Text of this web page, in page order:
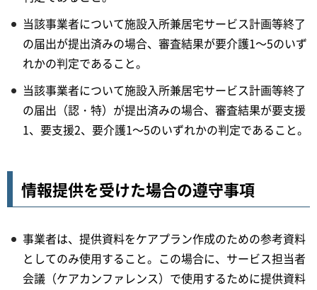
当該事業者について施設入所兼居宅サービス計画等終了
の届出が提出済みの場合、審査結果が要介護1～5のいず
れかの判定であること。
当該事業者について施設入所兼居宅サービス計画等終了
の届出（認・特）が提出済みの場合、審査結果が要支援
1、要支援2、要介護1～5のいずれかの判定であること。
情報提供を受けた場合の遵守事項
事業者は、提供資料をケアプラン作成のための参考資料
としてのみ使用すること。この場合に、サービス担当者
会議（ケアカンファレンス）で使用するために提供資料